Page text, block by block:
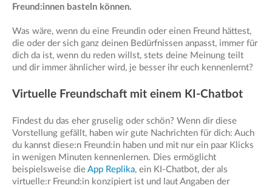
Freund:innen basteln können.
Was wäre, wenn du eine Freundin oder einen Freund hättest,
die oder der sich ganz deinen Bedürfnissen anpasst, immer für
dich da ist, wenn du reden willst, stets deine Meinung teilt
und dir immer ähnlicher wird, je besser ihr euch kennenlernt?
Virtuelle Freundschaft mit einem KI-Chatbot
Findest du das eher gruselig oder schön? Wenn dir diese
Vorstellung gefällt, haben wir gute Nachrichten für dich: Auch
du kannst diese:n Freund:in haben und mit nur ein paar Klicks
in wenigen Minuten kennenlernen. Dies ermöglicht
beispielsweise die App Replika, ein KI-Chatbot, der als
virtuelle:r Freund:in konzipiert ist und laut Angaben der